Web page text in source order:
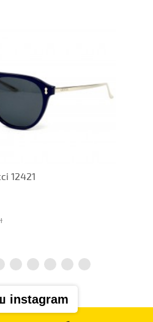
12421
instagram